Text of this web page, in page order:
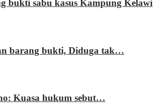
bukti sabu kasus Kampung Kelawi
barang bukti, Diduga tak…
Kuasa hukum sebut…